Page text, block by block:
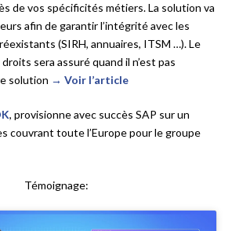
de vos spécificités métiers. La solution va
afin de garantir l’intégrité avec les
(SIRH, annuaires, ITSM …). Le
sera assuré quand il n’est pas
solution → Voir l’article
, provisionne avec succès SAP sur un
couvrant toute l’Europe pour le groupe
Témoignage: